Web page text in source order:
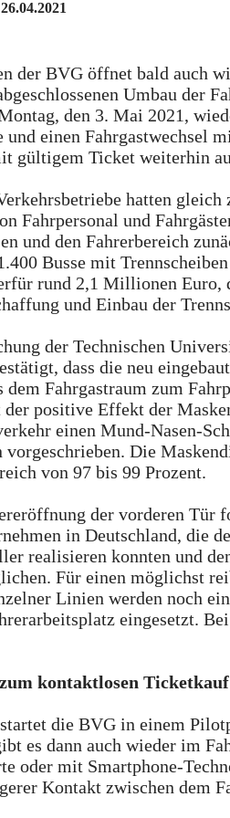
26.04.2021
der BVG öffnet bald auch
Umbau der
den 3. Mai 2021,
und einen Fahrgastwechsel
gültigem Ticket weiterhin
hatten
Fahrpersonal und
und den Fahrerbereich
Busse mit
rund 2,1 Millionen Euro,
und Einbau der
der Technischen
dass die neu
dem Fahrgastraum zum
positive Effekt der
einen Mund-Nasen-
vorgeschrieben. Die
von 97 bis 99 Prozent.
der vorderen Tür
in Deutschland, die
realisieren konnten und
Für einen möglichst
Linien werden noch
eingesetzt.
kontaktlosen Ticketkauf
die BVG in einem
es dann auch wieder im
oder mit Smartphone-
Kontakt zwischen dem